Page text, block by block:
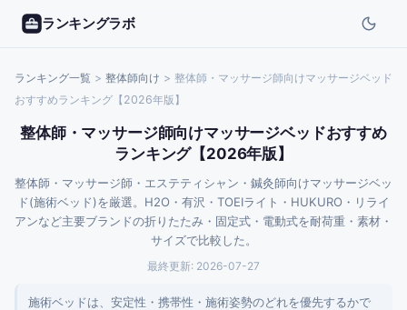
ランキングラボ
ランキング一覧 > 整体師向け > 整体師・マッサージ師向けマッサージベッド
おすすめランキング【2026年版】
整体師・マッサージ師向けマッサージベッドおすすめ
ランキング【2026年版】
整体師・マッサージ師・エステティシャン・鍼灸師向けマッサージベッ
ド(施術ベッド)を厳選。H2O・有沢・TOEIライト・HUKURO・リライ
アンなど主要ブランドの折りたたみ・固定式・電動式を耐荷重・素材・
サイズで比較した。
最終更新: 2026-07-27
施術ベッドは、安定性・携帯性・施術姿勢のどれを優先するかで